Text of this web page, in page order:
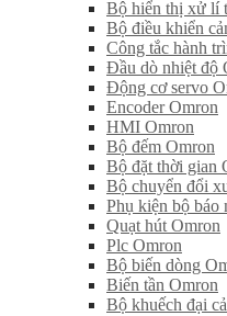
Bộ hiển thị xử lí
Bộ điều khiển
Công tắc hành
Đầu dò nhiệt độ
Động cơ servo
Encoder Omron
HMI Omron
Bộ đếm Omron
Bộ đặt thời gian
Bộ chuyển đổi
Phụ kiện bộ báo
Quạt hút Omron
Plc Omron
Bộ biến dòng
Biến tần Omron
Bộ khuếch đại